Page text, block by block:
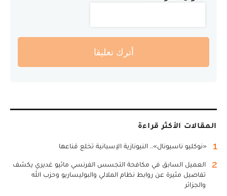
أترك تعليقا
المقالات الأكثر قراءة
1 «نوكليو ناسيونال».. النيونازية الإسبانية تخلع قناعها
2
العميل السابق في مكافحة التجسس الفرنسي ماثيو غديري يكشف
تفاصيل مثيرة عن روابط نظام الملالي والبوليساريو وحزب الله
والجزائر